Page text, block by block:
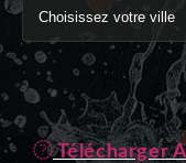
Télécharger